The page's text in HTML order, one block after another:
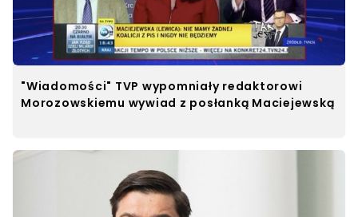
"Wiadomości" TVP wypomniały redaktorowi
Morozowskiemu wywiad z posłanką Maciejewską